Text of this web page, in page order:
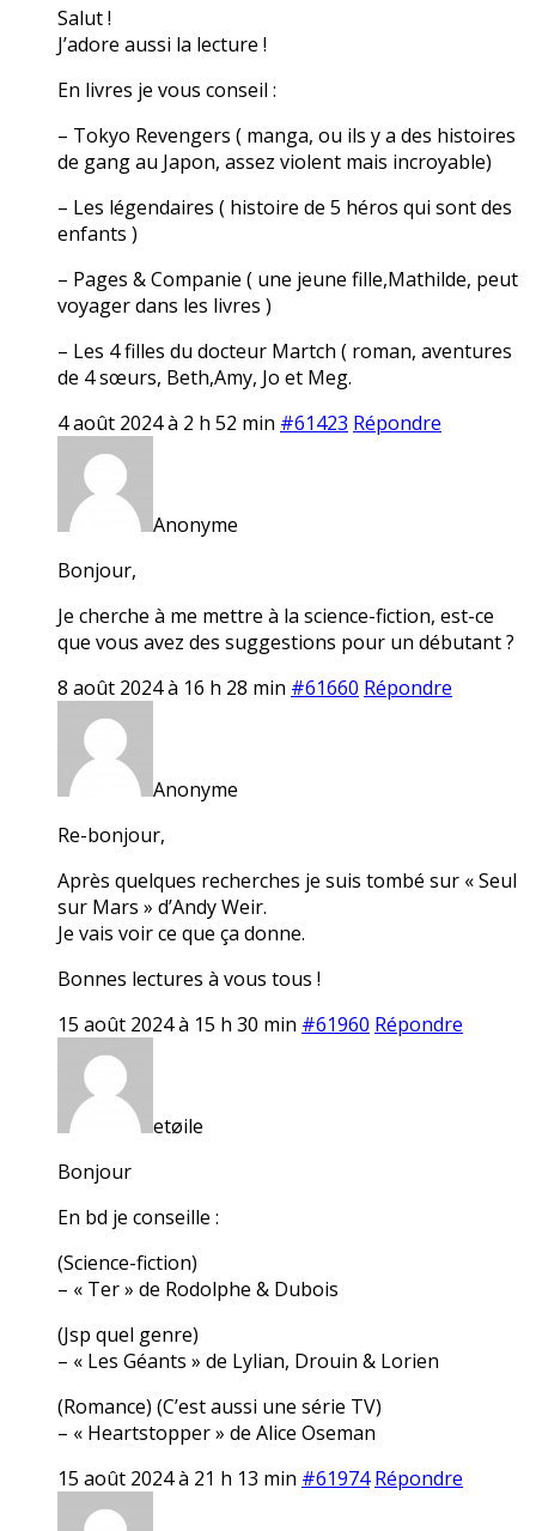
Salut !
J’adore aussi la lecture !
En livres je vous conseil :
– Tokyo Revengers ( manga, ou ils y a des histoires
de gang au Japon, assez violent mais incroyable)
– Les légendaires ( histoire de 5 héros qui sont des
enfants )
– Pages & Companie ( une jeune fille,Mathilde, peut
voyager dans les livres )
– Les 4 filles du docteur Martch ( roman, aventures
de 4 sœurs, Beth,Amy, Jo et Meg.
4 août 2024 à 2 h 52 min #61423 Répondre
Anonyme
Bonjour,
Je cherche à me mettre à la science-fiction, est-ce
que vous avez des suggestions pour un débutant ?
8 août 2024 à 16 h 28 min #61660 Répondre
Anonyme
Re-bonjour,
Après quelques recherches je suis tombé sur « Seul
sur Mars » d’Andy Weir.
Je vais voir ce que ça donne.
Bonnes lectures à vous tous !
15 août 2024 à 15 h 30 min #61960 Répondre
etøile
Bonjour
En bd je conseille :
(Science-fiction)
– « Ter » de Rodolphe & Dubois
(Jsp quel genre)
– « Les Géants » de Lylian, Drouin & Lorien
(Romance) (C’est aussi une série TV)
– « Heartstopper » de Alice Oseman
15 août 2024 à 21 h 13 min #61974 Répondre